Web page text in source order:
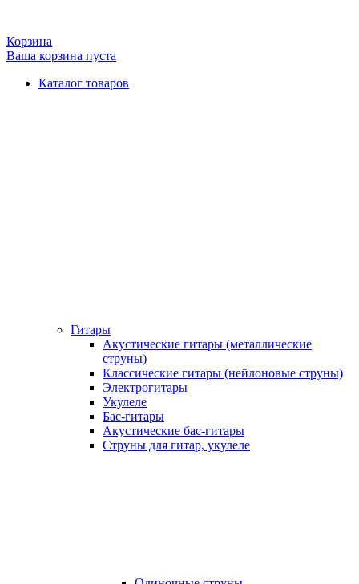
Корзина
Ваша корзина пуста
Каталог товаров
Гитары
Акустические гитары (металлические
струны)
Классические гитары (нейлоновые струны)
Электрогитары
Укулеле
Бас-гитары
Акустические бас-гитары
Струны для гитар, укулеле